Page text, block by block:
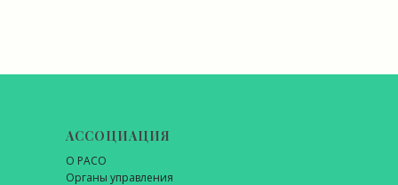
АССОЦИАЦИЯ
О РАСО
Органы управления